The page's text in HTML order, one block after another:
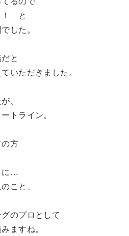
！ と
した。
と
いただきました。
、
トライン。
方
に…
こと、
のプロとして
ますね。